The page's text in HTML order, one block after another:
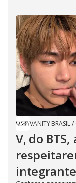
VANITY BRASIL/
V, do